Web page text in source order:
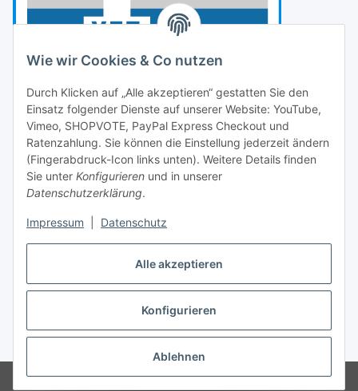
Alle akzeptieren
Konfigurieren
Ablehnen
Wie wir Cookies & Co nutzen
Durch Klicken auf „Alle akzeptieren“ gestatten Sie den
Einsatz folgender Dienste auf unserer Website: YouTube,
Vimeo, SHOPVOTE, PayPal Express Checkout und
Ratenzahlung. Sie können die Einstellung jederzeit ändern
(Fingerabdruck-Icon links unten). Weitere Details finden
Sie unter Konfigurieren und in unserer
Datenschutzerklärung.
Impressum Datenschutz
Vertrag widerrufen
* Alle Preise inkl. gesetzlicher USt., zzgl.Versand
© © 2020 Koi- und Bonsaipark Herdecke GmbH